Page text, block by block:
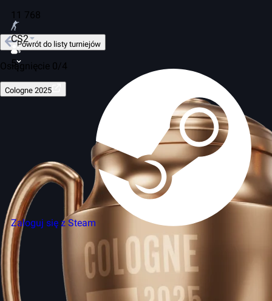
11 768
CS2
5
Zaloguj się z Steam
Powrót do listy turniejów
Osiągnięcie 0/4
Cologne 2025